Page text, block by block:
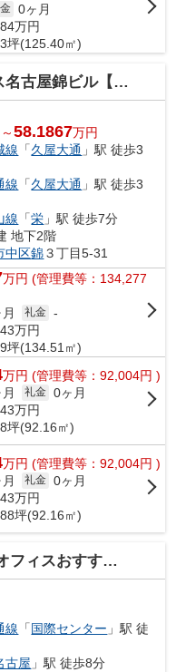
0ヶ月
万円
坪(125.40㎡)
【 オフィスおすすめ 】
58.1867万円
線 「久屋大通 」駅 徒歩3
線 「久屋大通 」駅 徒歩3
線 「栄 」駅 徒歩7分
地下2階
中区錦３丁目5-31
万円 (管理費等：134,277
礼金 -
万円
坪(134.51㎡)
万円 (管理費等：92,004円 )
礼金 0ヶ月
万円
坪(92.16㎡)
万円 (管理費等：92,004円 )
礼金 0ヶ月
万円
坪(92.16㎡)
スおすすめ 】
線 「国際センター 」駅 徒
古屋 」駅 徒歩8分